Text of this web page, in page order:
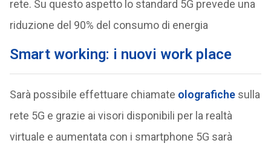
rete. Su questo aspetto lo standard 5G prevede una
riduzione del 90% del consumo di energia
Smart working: i nuovi work place
Sarà possibile effettuare chiamate olografichesulla
rete 5G e grazie ai visori disponibili per la realtà
virtuale e aumentata con i smartphone 5G sarà